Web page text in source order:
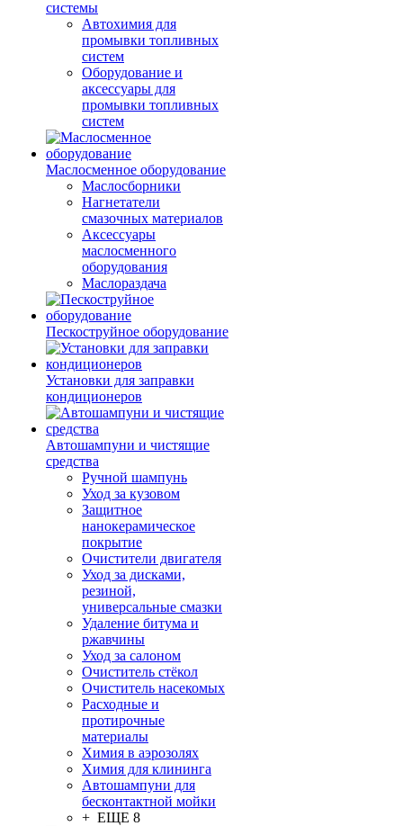
системы
Автохимия для
промывки топливных
систем
Оборудование и
аксессуары для
промывки топливных
систем
Маслосменное оборудование
Маслосборники
Нагнетатели
смазочных материалов
Аксессуары
маслосменного
оборудования
Маслораздача
Пескоструйное оборудование
Установки для заправки
кондиционеров
Автошампуни и чистящие
средства
Ручной шампунь
Уход за кузовом
Защитное
нанокерамическое
покрытие
Очистители двигателя
Уход за дисками,
резиной,
универсальные смазки
Удаление битума и
ржавчины
Уход за салоном
Очиститель стёкол
Очиститель насекомых
Расходные и
протирочные
материалы
Химия в аэрозолях
Химия для клининга
Автошампуни для
бесконтактной мойки
+ ЕЩЕ 8